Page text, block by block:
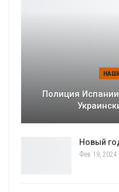
Полиция
Новый
Фев 19, 2024